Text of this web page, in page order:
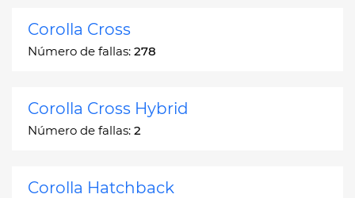
Corolla Cross
Número de fallas: 278
Corolla Cross Hybrid
Número de fallas: 2
Corolla Hatchback